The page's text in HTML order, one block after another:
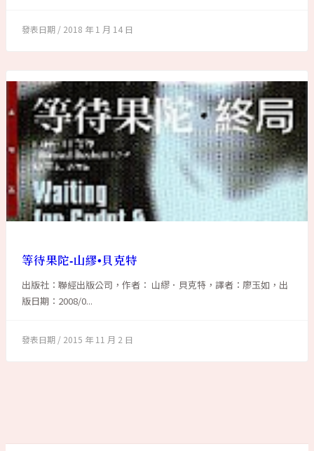
2018 年 1 月 14 日
等待果陀-山繆•貝克特
出版社：聯經出版公司，作者： 山繆．貝克特，譯者：廖玉如，出
版日期：2008/0...
2015 年 11 月 2 日